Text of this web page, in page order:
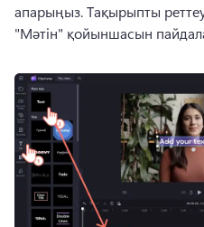
апарыңыз. Тақырыпты
"Мәтін" қойыншасын